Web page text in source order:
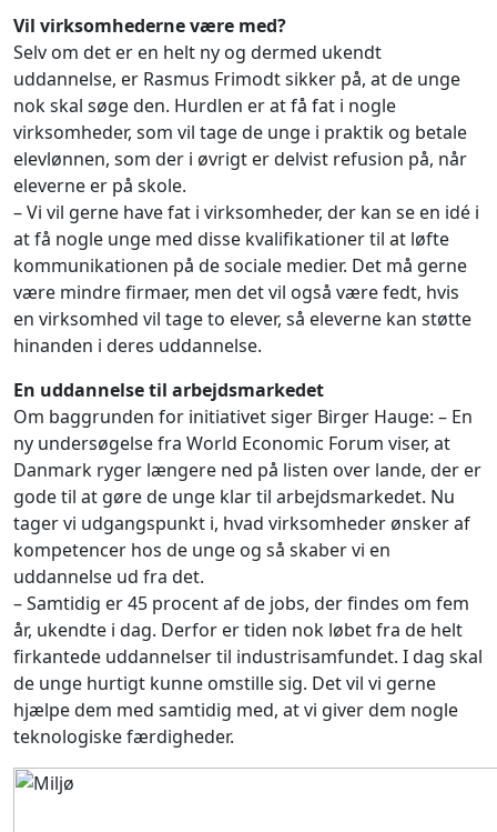
Vil virksomhederne være med?
Selv om det er en helt ny og dermed ukendt
uddannelse, er Rasmus Frimodt sikker på, at de unge
nok skal søge den. Hurdlen er at få fat i nogle
virksomheder, som vil tage de unge i praktik og betale
elevlønnen, som der i øvrigt er delvist refusion på, når
eleverne er på skole.
– Vi vil gerne have fat i virksomheder, der kan se en idé i
at få nogle unge med disse kvalifikationer til at løfte
kommunikationen på de sociale medier. Det må gerne
være mindre firmaer, men det vil også være fedt, hvis
en virksomhed vil tage to elever, så eleverne kan støtte
hinanden i deres uddannelse.
En uddannelse til arbejdsmarkedet
Om baggrunden for initiativet siger Birger Hauge: – En
ny undersøgelse fra World Economic Forum viser, at
Danmark ryger længere ned på listen over lande, der er
gode til at gøre de unge klar til arbejdsmarkedet. Nu
tager vi udgangspunkt i, hvad virksomheder ønsker af
kompetencer hos de unge og så skaber vi en
uddannelse ud fra det.
– Samtidig er 45 procent af de jobs, der findes om fem
år, ukendte i dag. Derfor er tiden nok løbet fra de helt
firkantede uddannelser til industrisamfundet. I dag skal
de unge hurtigt kunne omstille sig. Det vil vi gerne
hjælpe dem med samtidig med, at vi giver dem nogle
teknologiske færdigheder.